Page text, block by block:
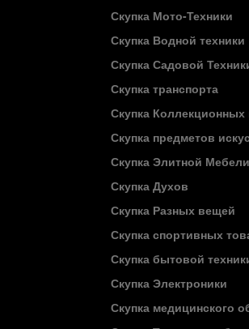
Скупка Мото-Техники
Скупка Водной техники
Скупка Садовой
Скупка транспорта
Скупка
Скупка предметов
Скупка Элитной Мебели
Скупка Духов
Скупка Разных вещей
Скупка спортивных
Скупка бытовой
Скупка Электроники
Скупка медицинского